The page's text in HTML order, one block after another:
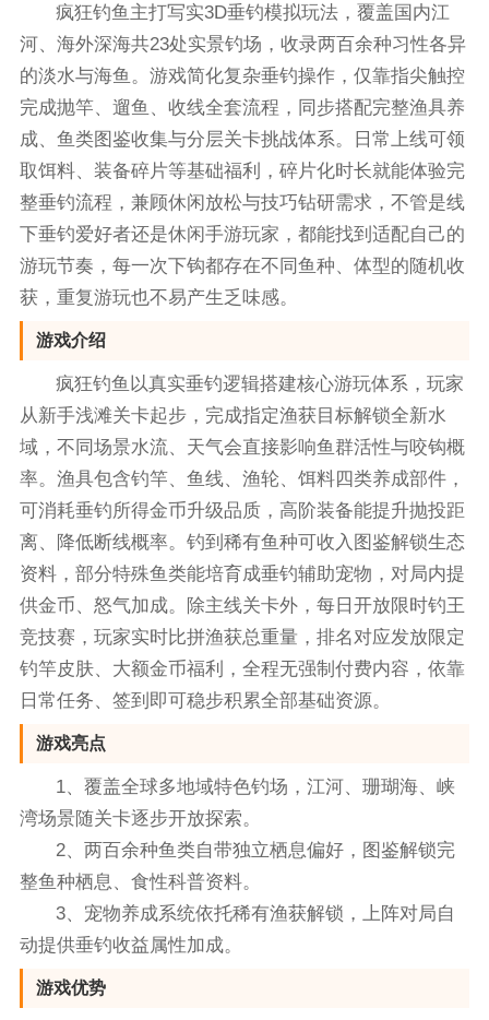
疯狂钓鱼主打写实3D垂钓模拟玩法，覆盖国内江
河、海外深海共23处实景钓场，收录两百余种习性各异
的淡水与海鱼。游戏简化复杂垂钓操作，仅靠指尖触控
完成抛竿、遛鱼、收线全套流程，同步搭配完整渔具养
成、鱼类图鉴收集与分层关卡挑战体系。日常上线可领
取饵料、装备碎片等基础福利，碎片化时长就能体验完
整垂钓流程，兼顾休闲放松与技巧钻研需求，不管是线
下垂钓爱好者还是休闲手游玩家，都能找到适配自己的
游玩节奏，每一次下钩都存在不同鱼种、体型的随机收
获，重复游玩也不易产生乏味感。
游戏介绍
疯狂钓鱼以真实垂钓逻辑搭建核心游玩体系，玩家
从新手浅滩关卡起步，完成指定渔获目标解锁全新水
域，不同场景水流、天气会直接影响鱼群活性与咬钩概
率。渔具包含钓竿、鱼线、渔轮、饵料四类养成部件，
可消耗垂钓所得金币升级品质，高阶装备能提升抛投距
离、降低断线概率。钓到稀有鱼种可收入图鉴解锁生态
资料，部分特殊鱼类能培育成垂钓辅助宠物，对局内提
供金币、怒气加成。除主线关卡外，每日开放限时钓王
竞技赛，玩家实时比拼渔获总重量，排名对应发放限定
钓竿皮肤、大额金币福利，全程无强制付费内容，依靠
日常任务、签到即可稳步积累全部基础资源。
游戏亮点
1、覆盖全球多地域特色钓场，江河、珊瑚海、峡
湾场景随关卡逐步开放探索。
2、两百余种鱼类自带独立栖息偏好，图鉴解锁完
整鱼种栖息、食性科普资料。
3、宠物养成系统依托稀有渔获解锁，上阵对局自
动提供垂钓收益属性加成。
游戏优势